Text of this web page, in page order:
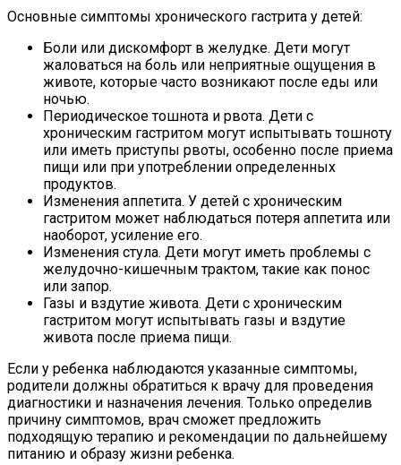
Основные симптомы хронического гастрита у детей:
Боли или дискомфорт в желудке. Дети могут
жаловаться на боль или неприятные ощущения в
животе, которые часто возникают после еды или
ночью.
Периодическое тошнота и рвота. Дети с
хроническим гастритом могут испытывать тошноту
или иметь приступы рвоты, особенно после приема
пищи или при употреблении определенных
продуктов.
Изменения аппетита. У детей с хроническим
гастритом может наблюдаться потеря аппетита или
наоборот, усиление его.
Изменения стула. Дети могут иметь проблемы с
желудочно-кишечным трактом, такие как понос
или запор.
Газы и вздутие живота. Дети с хроническим
гастритом могут испытывать газы и вздутие
живота после приема пищи.
Если у ребенка наблюдаются указанные симптомы,
родители должны обратиться к врачу для проведения
диагностики и назначения лечения. Только определив
причину симптомов, врач сможет предложить
подходящую терапию и рекомендации по дальнейшему
питанию и образу жизни ребенка.